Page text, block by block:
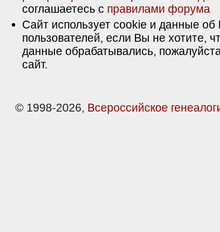
соглашаетесь с правилами форума
Сайт использует cookie и данные об
пользователей, если Вы не хотите,
данные обрабатывались,
сайт.
© 1998-2026, Всероссийское